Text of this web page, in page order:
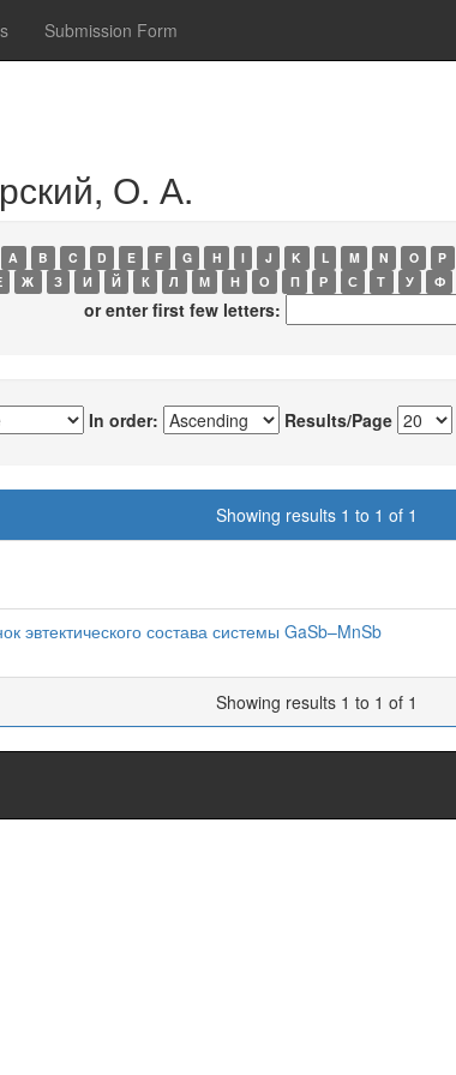
Submission Form
О. А.
A B C D E F G H I J K L M N O P
Ж З И Й К Л М Н О П Р С Т У Ф
or enter first few letters:
In order: Results/Page
Showing results 1 to 1 of 1
эвтектического состава системы GaSb–MnSb
Showing results 1 to 1 of 1